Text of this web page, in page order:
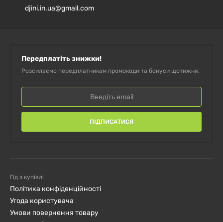
djini.in.ua@gmail.com
Передплатіть знижки!
Розсилаємо передплатникам промокоди та бонуси щотижня.
ПІДПИСАТИСЯ
Гід з купівлі
Політика конфіденційності
Угода користувача
Умови повернення товару